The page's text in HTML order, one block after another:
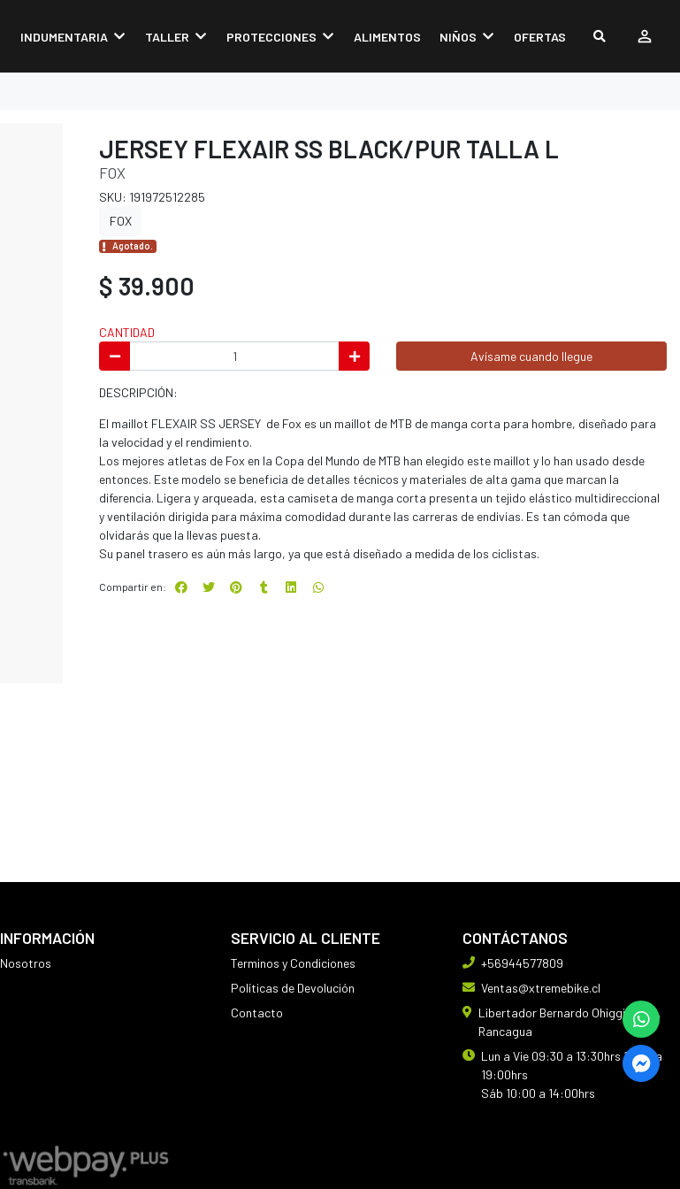
INDUMENTARIA TALLER PROTECCIONES ALIMENTOS NIÑOS OFERTAS
JERSEY FLEXAIR SS BLACK/PUR TALLA L
FOX
SKU: 191972512285
FOX
Agotado.
$ 39.900
CANTIDAD
Avísame cuando llegue
DESCRIPCIÓN:
El maillot FLEXAIR SS JERSEY de Fox es un maillot de MTB de manga corta para hombre, diseñado para
la velocidad y el rendimiento.
Los mejores atletas de Fox en la Copa del Mundo de MTB han elegido este maillot y lo han usado desde
entonces. Este modelo se beneficia de detalles técnicos y materiales de alta gama que marcan la
diferencia. Ligera y arqueada, esta camiseta de manga corta presenta un tejido elástico multidireccional
y ventilación dirigida para máxima comodidad durante las carreras de endivias. Es tan cómoda que
olvidarás que la llevas puesta.
Su panel trasero es aún más largo, ya que está diseñado a medida de los ciclistas.
Compartir en:
INFORMACIÓN
Nosotros
SERVICIO AL CLIENTE
Terminos y Condiciones
Políticas de Devolución
Contacto
CONTÁCTANOS
+56944577809
Ventas@xtremebike.cl
Libertador Bernardo Ohiggins 410,
Rancagua
Lun a Vie 09:30 a 13:30hrs 14:30 a
19:00hrs
Sáb 10:00 a 14:00hrs